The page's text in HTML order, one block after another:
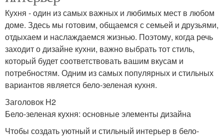
Кухня - один из самых важных и любимых мест в любом
доме. Здесь мы готовим, общаемся с семьей и друзьями,
отдыхаем и наслаждаемся жизнью. Поэтому, когда речь
заходит о дизайне кухни, важно выбрать тот стиль,
который будет соответствовать вашим вкусам и
потребностям. Одним из самых популярных и стильных
вариантов является бело-зеленая кухня.
Заголовок H2
Бело-зеленая кухня: основные элементы дизайна
Чтобы создать уютный и стильный интерьер в бело-